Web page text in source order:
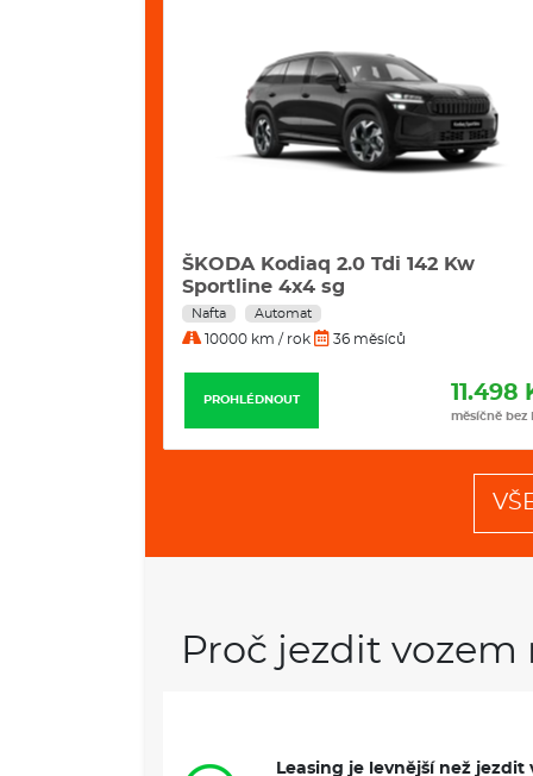
ŠKODA Kodiaq 2.0 Tdi 142 Kw Excl.
Selection 4x4 Dsg
Nafta Automat
10000 km / rok 36 měsíců
PROHLÉDNOUT 11.799
měsíčně bez
Proč jezdit
Leasing je levnější než